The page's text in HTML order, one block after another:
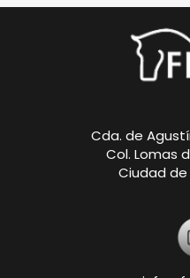
Cda. de
Col. Lomas
Ciudad de